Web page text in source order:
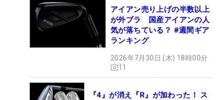
アイアン売り上げの半数以上
が外ブラ 国産アイアンの人
気が落ちている？ #週間ギア
ランキング
2026年7月30日 (木) 18時00分
11
『4』が消え『R』が加わった！ ス